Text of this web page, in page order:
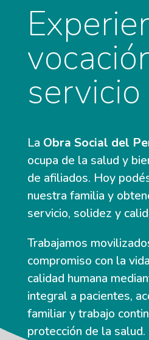
servicio
La Obra Social del
ocupa de la salud y
de afiliados. Hoy
nuestra familia y
servicio, solidez y
Trabajamos
compromiso con la
calidad humana
integral a pacientes,
familiar y trabajo
protección de la salud.